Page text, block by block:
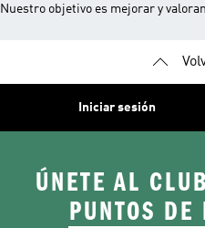
Nuestro objetivo es mejorar y
Iniciar sesión
ÚNETE AL
PUNTOS